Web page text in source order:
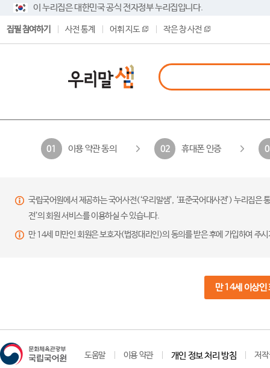
이 누리집은 대한민국 공식 전자정부 누리집입니다.
집필 참여하기 사전 통계 어휘 지도 작은 창 사전
01 이용 약관 동의 02 휴대폰 인증
국립국어원에서 제공하는 국어사전(‘우리말샘’, ‘표준국어대사전’) 누리집
전’의 회원 서비스를 이용하실 수 있습니다.
만 14세 미만인 회원은 보호자(법정대리인)의 동의를 받은 후에 가입하여 주
만 14세 이상인
도움말 이용 약관 개인 정보 처리 방침 저